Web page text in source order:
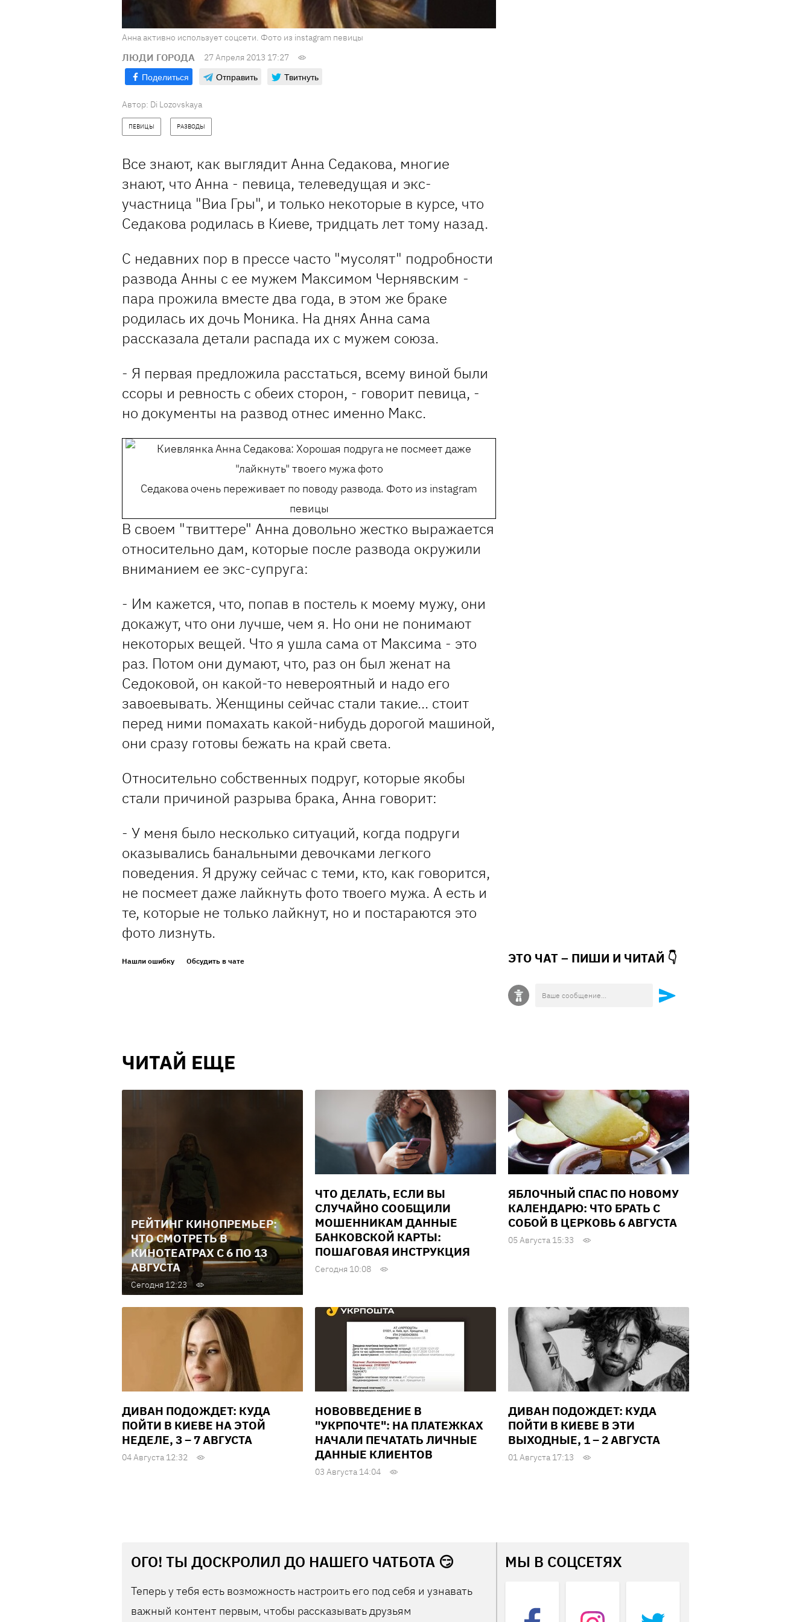
Анна активно использует соцсети. Фото из instagram певицы
ЛЮДИ ГОРОДА 27 Апреля 2013 17:27
Поделиться Отправить Твитнуть
Автор: Di Lozovskaya
ПЕВИЦЫ РАЗВОДЫ
Все знают, как выглядит Анна Седакова, многие
знают, что Анна - певица, телеведущая и экс-
участница "Виа Гры", и только некоторые в курсе, что
Седакова родилась в Киеве, тридцать лет тому назад.
С недавних пор в прессе часто "мусолят" подробности
развода Анны с ее мужем Максимом Чернявским -
пара прожила вместе два года, в этом же браке
родилась их дочь Моника. На днях Анна сама
рассказала детали распада их с мужем союза.
- Я первая предложила расстаться, всему виной были
ссоры и ревность с обеих сторон, - говорит певица, -
но документы на развод отнес именно Макс.
Седакова очень переживает по поводу развода. Фото из instagram
певицы
В своем "твиттере" Анна довольно жестко выражается
относительно дам, которые после развода окружили
вниманием ее экс-супруга:
- Им кажется, что, попав в постель к моему мужу, они
докажут, что они лучше, чем я. Но они не понимают
некоторых вещей. Что я ушла сама от Максима - это
раз. Потом они думают, что, раз он был женат на
Седоковой, он какой-то невероятный и надо его
завоевывать. Женщины сейчас стали такие... стоит
перед ними помахать какой-нибудь дорогой машиной,
они сразу готовы бежать на край света.
Относительно собственных подруг, которые якобы
стали причиной разрыва брака, Анна говорит:
- У меня было несколько ситуаций, когда подруги
оказывались банальными девочками легкого
поведения. Я дружу сейчас с теми, кто, как говорится,
не посмеет даже лайкнуть фото твоего мужа. А есть и
те, которые не только лайкнут, но и постараются это
фото лизнуть.
Нашли ошибку Обсудить в чате ЭТО ЧАТ – ПИШИ И ЧИТАЙ 👇
ЧИТАЙ ЕЩЕ
РЕЙТИНГ КИНОПРЕМЬЕР:
ЧТО СМОТРЕТЬ В
КИНОТЕАТРАХ С 6 ПО 13
АВГУСТА
Сегодня 12:23
ЧТО ДЕЛАТЬ, ЕСЛИ ВЫ
СЛУЧАЙНО СООБЩИЛИ
МОШЕННИКАМ ДАННЫЕ
БАНКОВСКОЙ КАРТЫ:
ПОШАГОВАЯ ИНСТРУКЦИЯ
Сегодня 10:08
ЯБЛОЧНЫЙ СПАС ПО НОВОМУ
КАЛЕНДАРЮ: ЧТО БРАТЬ С
СОБОЙ В ЦЕРКОВЬ 6 АВГУСТА
05 Августа 15:33
ДИВАН ПОДОЖДЕТ: КУДА
ПОЙТИ В КИЕВЕ НА ЭТОЙ
НЕДЕЛЕ, 3 – 7 АВГУСТА
04 Августа 12:32
НОВОВВЕДЕНИЕ В
"УКРПОЧТЕ": НА ПЛАТЕЖКАХ
НАЧАЛИ ПЕЧАТАТЬ ЛИЧНЫЕ
ДАННЫЕ КЛИЕНТОВ
03 Августа 14:04
ДИВАН ПОДОЖДЕТ: КУДА
ПОЙТИ В КИЕВЕ В ЭТИ
ВЫХОДНЫЕ, 1 – 2 АВГУСТА
01 Августа 17:13
ОГО! ТЫ ДОСКРОЛИЛ ДО НАШЕГО ЧАТБОТА 😏
Теперь у тебя есть возможность настроить его под себя и узнавать
важный контент первым, чтобы рассказывать друзьям
МЫ В СОЦСЕТЯХ